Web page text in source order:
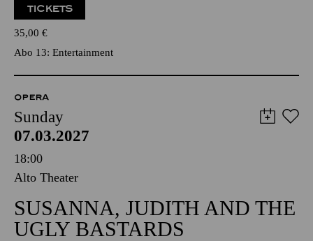
TICKETS
35,00 €
Abo 13: Entertainment
OPERA
Sunday
07.03.2027
18:00
Alto Theater
SUSANNA, JUDITH AND THE
UGLY BASTARDS